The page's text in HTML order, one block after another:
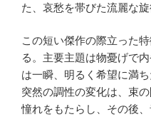
た、哀愁を帯びた流麗な旋
この短い傑作の際立った
る。主要主題は物憂げで
は一瞬、明るく希望に満
突然の調性の変化は、束
憧れをもたらし、その後